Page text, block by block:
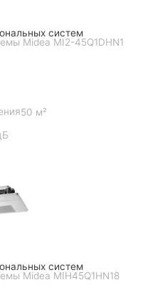
систем
Midea MI2-45Q1DHN1
50 м²
систем
Midea MIH45Q1HN18